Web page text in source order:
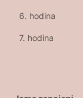
6. hodina
7. hodina